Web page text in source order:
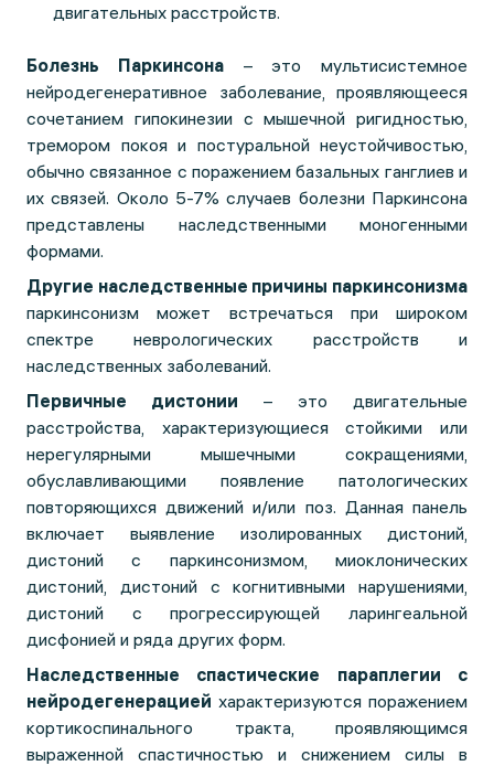
двигательных расстройств.
Болезнь Паркинсона– это мультисистемное
нейродегенеративное заболевание, проявляющееся
сочетанием гипокинезии с мышечной ригидностью,
тремором покоя и постуральной неустойчивостью,
обычно связанное с поражением базальных ганглиев и
их связей. Около 5-7% случаев болезни Паркинсона
представлены наследственными моногенными
формами.
Другие наследственные причины паркинсонизма
паркинсонизм может встречаться при широком
спектре неврологических расстройств и
наследственных заболеваний.
Первичные дистонии – это двигательные
расстройства, характеризующиеся стойкими или
нерегулярными мышечными сокращениями,
обуславливающими появление патологических
повторяющихся движений и/или поз. Данная панель
включает выявление изолированных дистоний,
дистоний с паркинсонизмом, миоклонических
дистоний, дистоний с когнитивными нарушениями,
дистоний с прогрессирующей ларингеальной
дисфонией и ряда других форм.
Наследственные спастические параплегии с
нейродегенерацией характеризуются поражением
кортикоспинального тракта, проявляющимся
выраженной спастичностью и снижением силы в